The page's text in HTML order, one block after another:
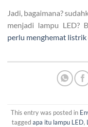
Jadi, bagaimana?
menjadi lampu LED?
perlu menghemat listrik
This entry was posted in
taggedapa itu lampu LED,